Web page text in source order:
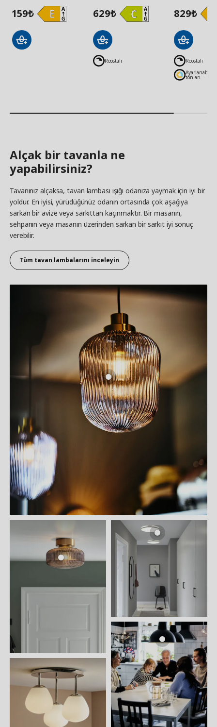
159₺ 629₺
Reostalı
829₺
Reostalı
Ayarlanabilir
tonları
Alçak bir tavanla ne
yapabilirsiniz?
Tavanınız alçaksa, tavan lambası ışığı odanıza yaymak için iyi bir
yoldur. En iyisi, yürüdüğünüz odanın ortasında çok aşağıya
sarkan bir avize veya sarkıttan kaçınmaktır. Bir masanın,
sehpanın veya masanın üzerinden sarkan bir sarkıt iyi sonuç
verebilir.
Tüm tavan lambalarını inceleyin